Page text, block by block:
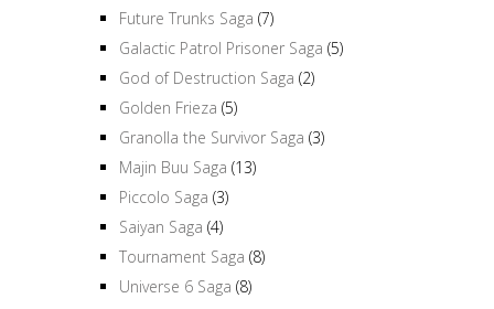
Future Trunks Saga (7)
Galactic Patrol Prisoner Saga (5)
God of Destruction Saga (2)
Golden Frieza (5)
Granolla the Survivor Saga (3)
Majin Buu Saga (13)
Piccolo Saga (3)
Saiyan Saga (4)
Tournament Saga (8)
Universe 6 Saga (8)